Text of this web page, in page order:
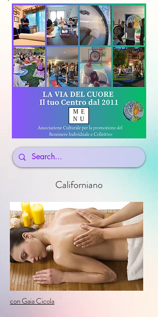
ME
NU
Californiano
con Gaia Cicola